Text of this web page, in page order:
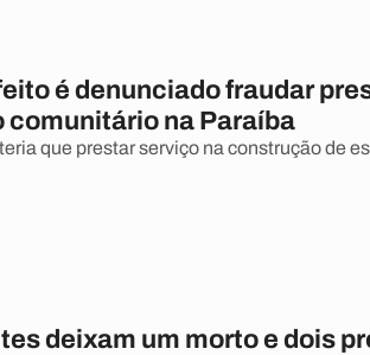
é denunciado fraudar
comunitário na Paraíba
que prestar serviço na construção de
deixam um morto e dois